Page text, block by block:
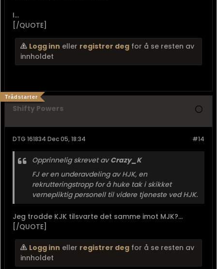
I...
[/QUOTE]
Logg inn eller registrer deg for å se resten av
innholdet
Shifty Powers
Trådstarter
#14
DTG 161834 Dec 05, 18:34
Opprinnelig skrevet avCrazy_K
FJ er en underavdeling av HJK, en
rekrutteringstropp for å huke tak i skikket
vernepliktig personell til videre tjeneste ved HJK.
Jeg trodde KJK tilsvarte det samme imot MJK?...
[/QUOTE]
Logg inn eller registrer deg for å se resten av
innholdet